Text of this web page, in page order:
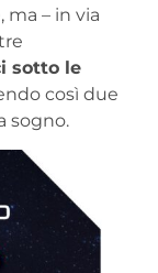
ma – in via
sotto le
così due
sogno.